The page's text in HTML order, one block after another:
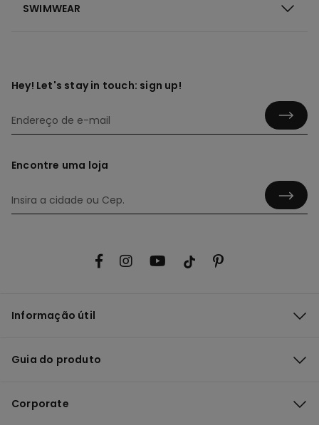
SWIMWEAR
Hey! Let's stay in touch: sign up!
Encontre uma loja
Informação útil
Guia do produto
Corporate